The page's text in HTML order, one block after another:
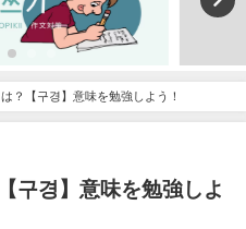
？【구경】意味を勉強しよう！
구경】意味を勉強しよ